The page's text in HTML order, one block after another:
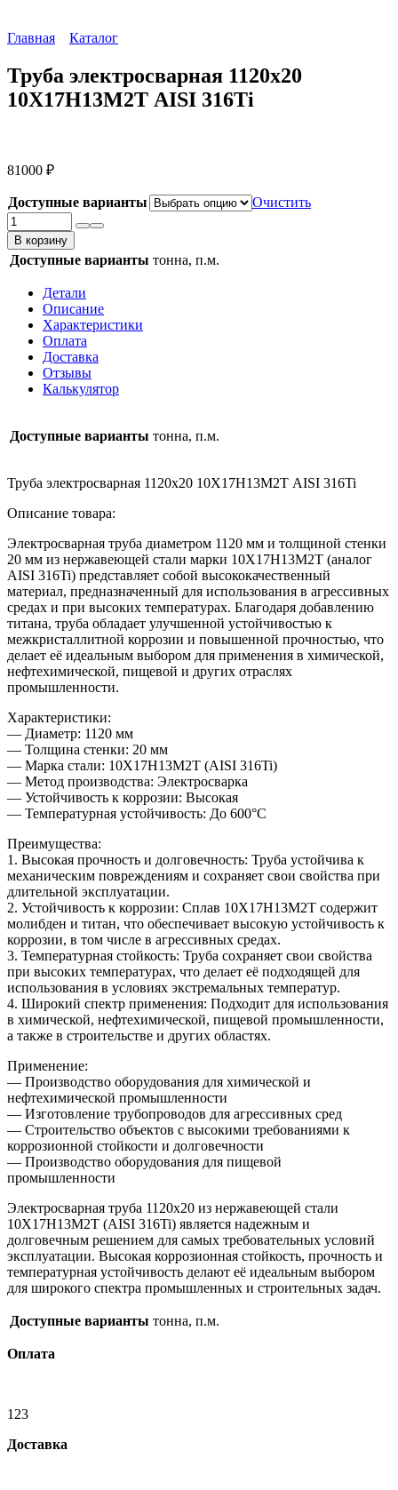
Главная Каталог
Труба электросварная 1120х20
10Х17Н13М2Т AISI 316Ti
81000 ₽
Доступные варианты
Очистить
Количество
товара
Труба
электросварная
10Х17Н13М2Т
AISI
316Ti
В корзину
Доступные варианты тонна, п.м.
Детали
Описание
Характеристики
Оплата
Доставка
Отзывы
Калькулятор
Доступные варианты тонна, п.м.
Труба электросварная 1120х20 10Х17Н13М2Т AISI 316Ti
Описание товара:
Электросварная труба диаметром 1120 мм и толщиной стенки
20 мм из нержавеющей стали марки 10Х17Н13М2Т (аналог
AISI 316Ti) представляет собой высококачественный
материал, предназначенный для использования в агрессивных
средах и при высоких температурах. Благодаря добавлению
титана, труба обладает улучшенной устойчивостью к
межкристаллитной коррозии и повышенной прочностью, что
делает её идеальным выбором для применения в химической,
нефтехимической, пищевой и других отраслях
промышленности.
Характеристики:
— Диаметр: 1120 мм
— Толщина стенки: 20 мм
— Марка стали: 10Х17Н13М2Т (AISI 316Ti)
— Метод производства: Электросварка
— Устойчивость к коррозии: Высокая
— Температурная устойчивость: До 600°C
Преимущества:
1. Высокая прочность и долговечность: Труба устойчива к
механическим повреждениям и сохраняет свои свойства при
длительной эксплуатации.
2. Устойчивость к коррозии: Сплав 10Х17Н13М2Т содержит
молибден и титан, что обеспечивает высокую устойчивость к
коррозии, в том числе в агрессивных средах.
3. Температурная стойкость: Труба сохраняет свои свойства
при высоких температурах, что делает её подходящей для
использования в условиях экстремальных температур.
4. Широкий спектр применения: Подходит для использования
в химической, нефтехимической, пищевой промышленности,
а также в строительстве и других областях.
Применение:
— Производство оборудования для химической и
нефтехимической промышленности
— Изготовление трубопроводов для агрессивных сред
— Строительство объектов с высокими требованиями к
коррозионной стойкости и долговечности
— Производство оборудования для пищевой
промышленности
Электросварная труба 1120х20 из нержавеющей стали
10Х17Н13М2Т (AISI 316Ti) является надежным и
долговечным решением для самых требовательных условий
эксплуатации. Высокая коррозионная стойкость, прочность и
температурная устойчивость делают её идеальным выбором
для широкого спектра промышленных и строительных задач.
Доступные варианты тонна, п.м.
Оплата
123
Доставка